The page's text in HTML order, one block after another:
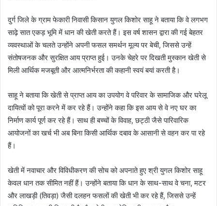
दुर्ग जिले के ग्राम फेकारी निवासी किसान युगल किशोर साहू ने बताया कि वे लगभग
साढ़े सात एकड़ भूमि में धान की खेती करते हैं। इस वर्ष शासन द्वारा की गई बेहतर
व्यवस्थाओं के चलते उन्होंने अपनी फसल समर्थन मूल्य पर बेची, जिससे उन्हें
संतोषजनक और सुरक्षित आय प्राप्त हुई। उनके चेहरे पर दिखती मुस्कान खेती से
मिली आर्थिक मजबूती और आत्मनिर्भरता की कहानी स्वयं बयां करती है।
साहू ने बताया कि खेती से प्राप्त आय का उपयोग वे परिवार के सामाजिक और घरेलू
दायित्वों को पूरा करने में कर रहे हैं। उन्होंने कहा कि इस आय से वे नए घर का
निर्माण कार्य पूर्ण कर रहे हैं। साथ ही बच्चों के विवाह, छट्ठी जैसे पारिवारिक
आयोजनों का खर्च भी अब बिना किसी आर्थिक दबाव के आसानी से वहन कर पा रहे
हैं।
खेती में नवाचार और विविधीकरण की सोच को अपनाते हुए श्री युगल किशोर साहू
केवल धान तक सीमित नहीं हैं। उन्होंने बताया कि धान के साथ-साथ वे चना, मटर
और लाखड़ी (तिवड़ा) जैसी दलहन फसलों की खेती भी कर रहे हैं, जिससे उन्हें